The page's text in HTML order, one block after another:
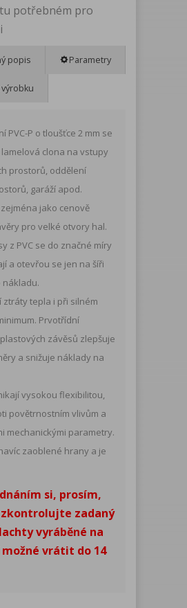
potřebném pro
popis Parametry
PVC-P o tloušťce 2 mm se
clona na vstupy
prostorů, oddělení
garáží apod.
jako cenově
pro velké otvory hal.
z PVC se do značné míry
a otevřou se jen na šíři
ztráty tepla i při silném
Prvotřídní
závěsů zlepšuje
a snižuje náklady na
vysokou flexibilitou,
povětrnostním vlivům a
mechanickými parametry.
zaoblené hrany a je
si, prosím,
zadaný
vyráběné na
vrátit do 14